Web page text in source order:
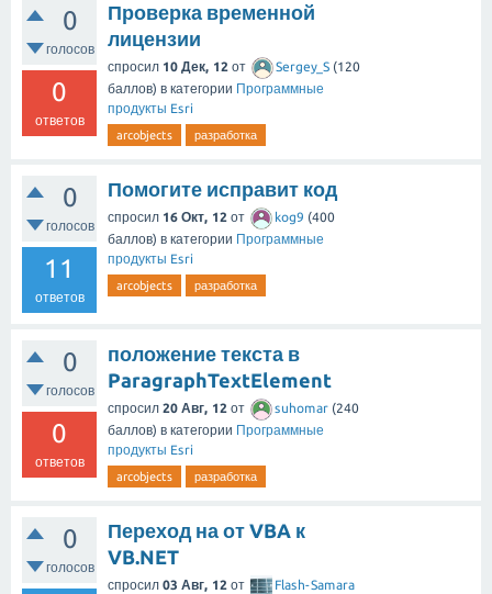
0
голосов
0
ответов
Проверка временной
лицензии
спросил 10 Дек, 12 от Sergey_S (120
баллов) в категории Программные
продукты Esri
arcobjects разработка
0
голосов
11
ответов
Помогите исправит код
спросил 16 Окт, 12 от kog9 (400
баллов) в категории Программные
продукты Esri
arcobjects разработка
0
голосов
0
ответов
положение текста в
ParagraphTextElement
спросил 20 Авг, 12 от suhomar (240
баллов) в категории Программные
продукты Esri
arcobjects разработка
0
голосов
Переход на от VBA к
VB.NET
спросил 03 Авг, 12 от
Flash-Samara